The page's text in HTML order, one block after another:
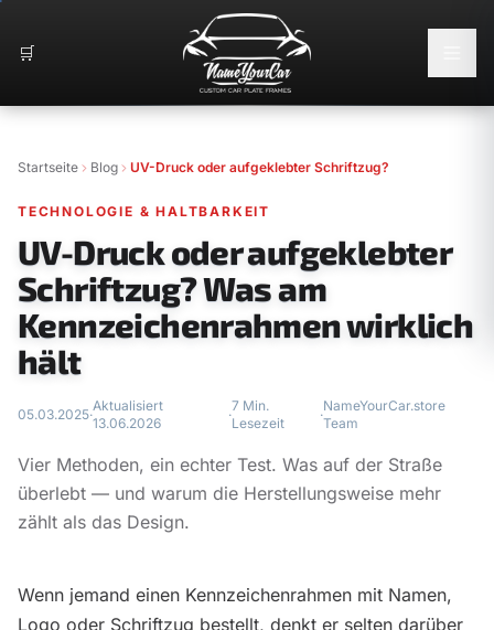
🛒
Startseite Blog UV-Druck oder aufgeklebter Schriftzug?
TECHNOLOGIE & HALTBARKEIT
UV-Druck oder aufgeklebter
Schriftzug? Was am
Kennzeichenrahmen wirklich
hält
05.03.2025·
Aktualisiert
13.06.2026
·
7 Min.
Lesezeit
·
NameYourCar.store
Team
Vier Methoden, ein echter Test. Was auf der Straße
überlebt — und warum die Herstellungsweise mehr
zählt als das Design.
Wenn jemand einen Kennzeichenrahmen mit Namen,
Logo oder Schriftzug bestellt, denkt er selten darüber